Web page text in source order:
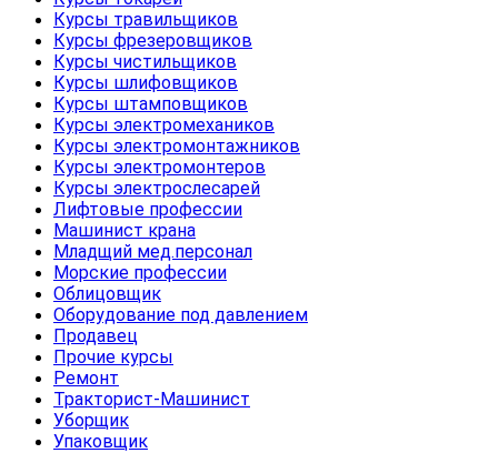
Курсы травильщиков
Курсы фрезеровщиков
Курсы чистильщиков
Курсы шлифовщиков
Курсы штамповщиков
Курсы электромехаников
Курсы электромонтажников
Курсы электромонтеров
Курсы электрослесарей
Лифтовые профессии
Машинист крана
Младщий мед.персонал
Морские профессии
Облицовщик
Оборудование под давлением
Продавец
Прочие курсы
Ремонт
Тракторист-Машинист
Уборщик
Упаковщик